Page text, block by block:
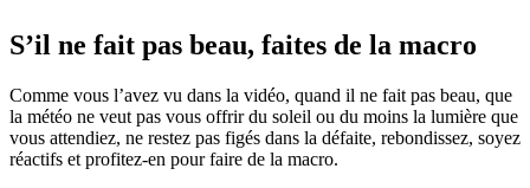
S’il ne fait pas beau, faites de la macro
Comme vous l’avez vu dans la vidéo, quand il ne fait pas beau, que
la météo ne veut pas vous offrir du soleil ou du moins la lumière que
vous attendiez, ne restez pas figés dans la défaite, rebondissez, soyez
réactifs et profitez-en pour faire de la macro.